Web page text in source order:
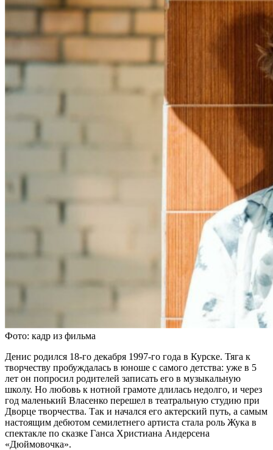
Фото: кадр из фильма
Денис родился 18-го декабря 1997-го года в Курске. Тяга к
творчеству пробуждалась в юноше с самого детства: уже в 5
лет он попросил родителей записать его в музыкальную
школу. Но любовь к нотной грамоте длилась недолго, и через
год маленький Власенко перешел в театральную студию при
Дворце творчества. Так и начался его актерский путь, а самым
настоящим дебютом семилетнего артиста стала роль Жука в
спектакле по сказке Ганса Христиана Андерсена
«Дюймовочка».